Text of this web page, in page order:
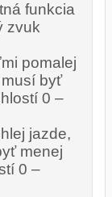
funkcia
zvuk
pomalej
byť
0 –
jazde,
menej
0 –